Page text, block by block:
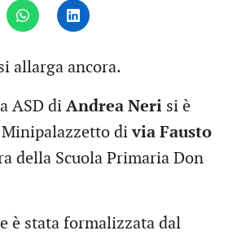
allarga ancora.
ASD di Andrea Neri si è
divia Fausto
della Scuola Primaria Don
è stata formalizzata dal